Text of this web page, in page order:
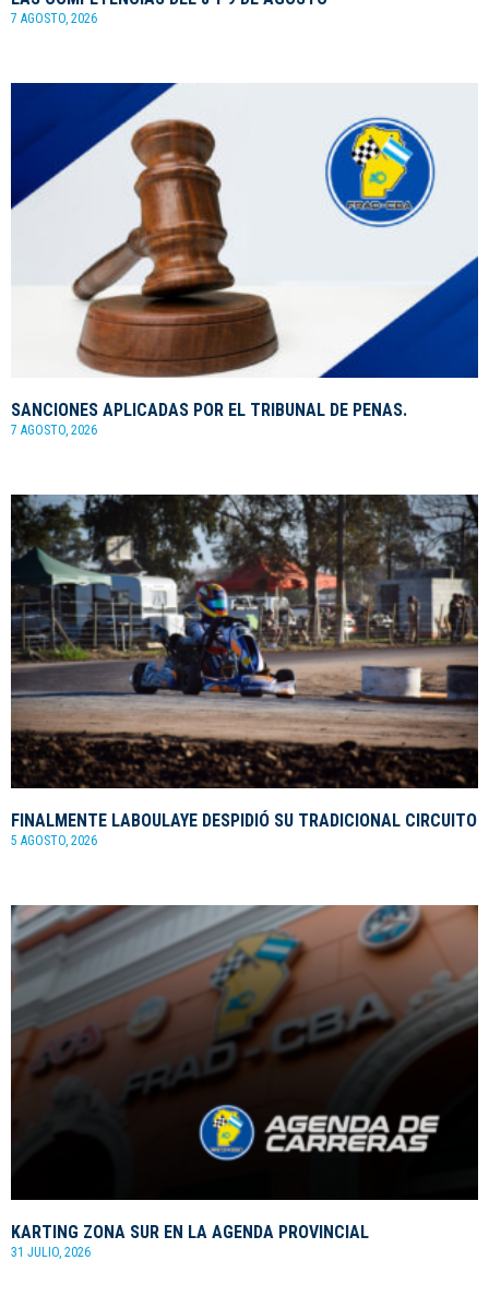
7 AGOSTO, 2026
SANCIONES APLICADAS POR EL TRIBUNAL DE PENAS.
7 AGOSTO, 2026
FINALMENTE LABOULAYE DESPIDIÓ SU TRADICIONAL CIRCUITO
5 AGOSTO, 2026
KARTING ZONA SUR EN LA AGENDA PROVINCIAL
31 JULIO, 2026